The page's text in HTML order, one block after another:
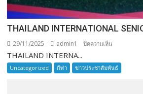
THAILAND INTERNATIONAL
29/11/2025 admin1 ปิดความเห็น
SENIOR
THAILAND INTERNA...
Uncategorized กีฬา ข่าวประชาสัมพันธ์